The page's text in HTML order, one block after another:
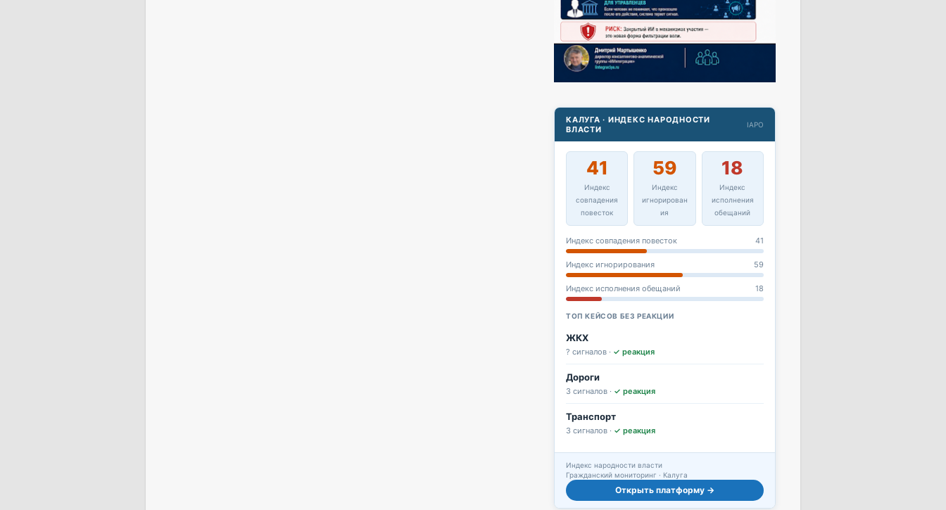
КАЛУГА · ИНДЕКС НАРОДНОСТИ
ВЛАСТИ
IAPO
41
Индекс
совпадения
повесток
59
Индекс
игнорирован
ия
18
Индекс
исполнения
обещаний
Индекс совпадения повесток 41
Индекс игнорирования 59
Индекс исполнения обещаний 18
ТОП КЕЙСОВ БЕЗ РЕАКЦИИ
ЖКХ
? сигналов · ✓ реакция
Дороги
3 сигналов · ✓ реакция
Транспорт
3 сигналов · ✓ реакция
Индекс народности власти
Гражданский мониторинг · Калуга
Открыть платформу →